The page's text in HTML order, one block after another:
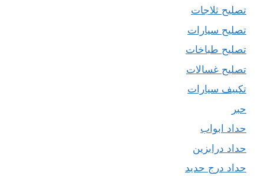
تصليح ثلاجات
تصليح سيارات
تصليح طباخات
تصليح غسالات
تكييف سيارات
حبر
حداد ابواب
حداد درابزين
حداد درج حديد